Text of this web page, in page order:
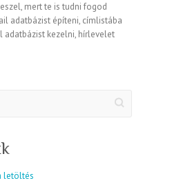
mert te is tudni fogod
adatbázist építeni, címlistába
adatbázist kezelni, hírlevelet
letöltés